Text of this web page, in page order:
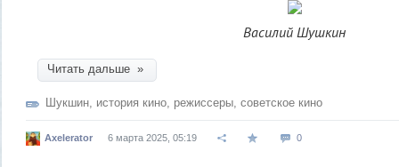
Василий Шушкин
Читать дальше »
Шукшин, история кино, режиссеры, советское кино
Axelerator 6 марта 2025, 05:19 0